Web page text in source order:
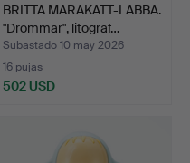
BRITTA MARAKATT-LABBA.
"Drömmar", litograf…
Subastado 10 may 2026
16 pujas
502 USD